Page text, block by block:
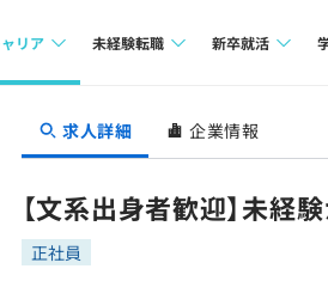
リア
功ガイド
ージェント
未経験転職
求人検索
転職成功ガイド
新卒就活
本選考
インターン
求人詳細 企業情報
【文系出身者歓迎】未経
正社員